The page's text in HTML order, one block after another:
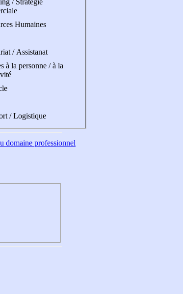
Humaines
/ Assistanat
à la personne / à la
/ Logistique
domaine professionnel